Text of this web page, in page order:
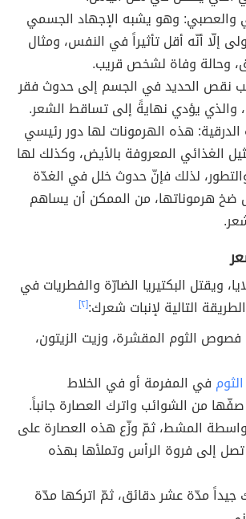
والعصبي: وهو يشبه الإجهاد الجسمي
إلّا أنّه أقل تأثيراً في النفس، ومثال
وحالة وفاة لشخص قريب.
نقص الحديد في الجسم إلى حدوث فقر
والذي يؤدي نهايةً إلى تساقط الشعر.
هذه الهرمونات لها دور رئيسي
الغذائي المعروفة بالأيض، وكذلك لها
لذلك فإنّ حدوث خلل في الغدّة
هرموناتها، من الممكن أن يساهم
ويقتل البكتيريا الضارّة والفطريات في
التالية لإنبات شعرك:[٢]
فصوص الثوم المقشرة، وزيت الزيتون،
الثوم في المفرمة أو في الخلاط
من الشوائب واترك العصارة جانباً.
المشط، ثمّ وزّع هذه العصارة على
إلى فروة الرأس وتملأها بهذه
مدّة عشر دقائق، ثمّ اتركها مدّة